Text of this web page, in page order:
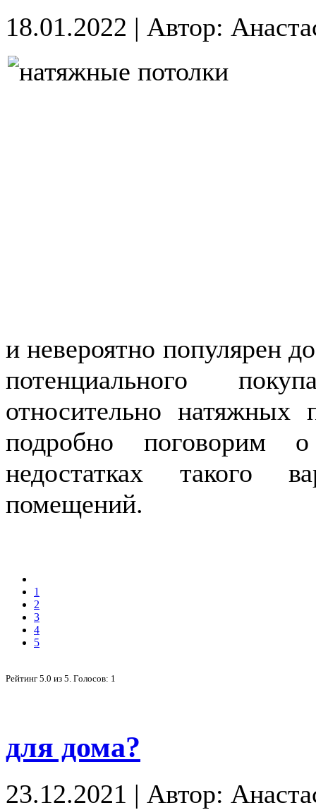
18.01.2022 | Автор:
и невероятно популярен
потенциального
относительно
подробно поговорим
недостатках такого
помещений.
1
2
3
4
5
Рейтинг 5.0 из 5. Голосов: 1
для дома?
23.12.2021 | Автор: